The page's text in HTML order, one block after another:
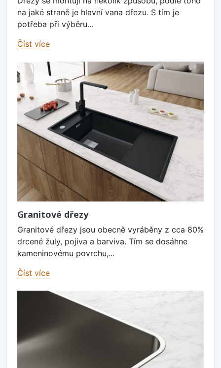
na jaké straně je hlavní vana dřezu. S tím je
potřeba při výběru...
Číst více
Granitové dřezy
Granitové dřezy jsou obecně vyráběny z cca 80%
drcené žuly, pojiva a barviva. Tím se dosáhne
kameninovému povrchu,...
Číst více